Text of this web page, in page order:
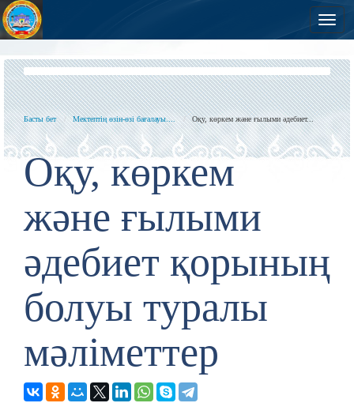
Басты бет Мектептің өзін-өзі бағалауы.... Оқу, көркем және ғылыми әдебиет...
Оқу, көркем
және ғылыми
әдебиет қорының
болуы туралы
мәліметтер